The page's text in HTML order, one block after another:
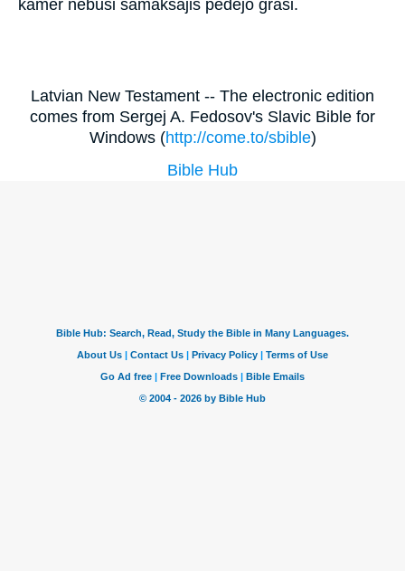
kamēr nebūsi samaksājis pēdējo grasi.
Latvian New Testament -- The electronic edition
comes from Sergej A. Fedosov's Slavic Bible for
Windows (http://come.to/sbible)
Bible Hub